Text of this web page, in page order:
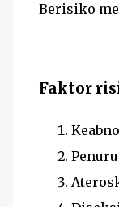
Berisiko
Faktor